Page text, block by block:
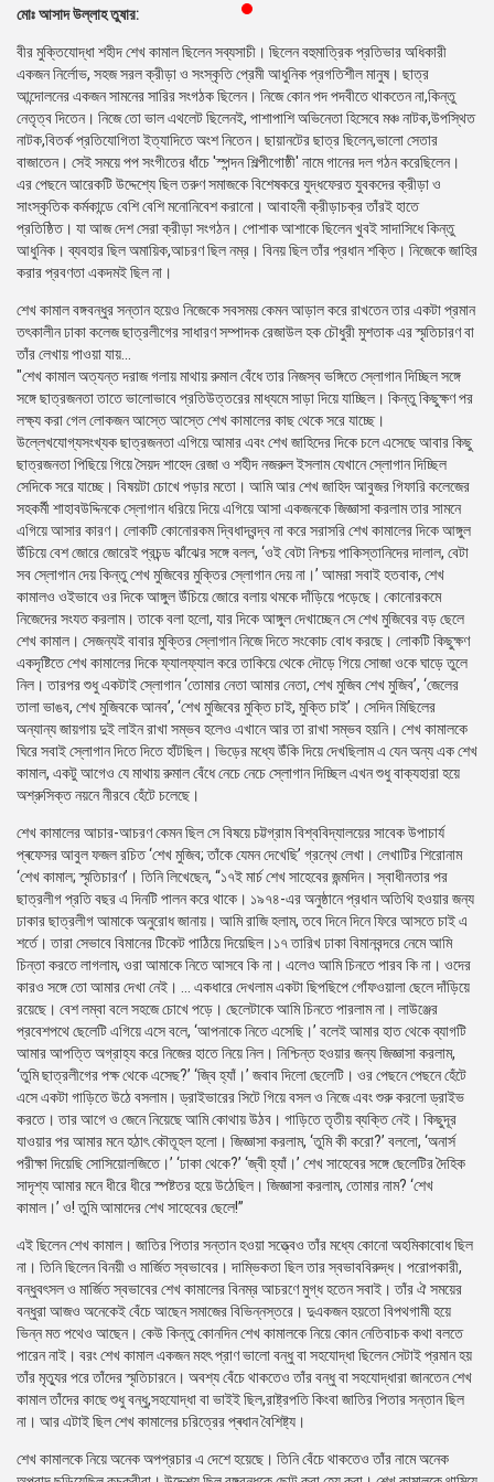
রিলিজ
প্রকাশনা
গ্যালারি
বিএনপি-
জামায়াত
সহিংসতা
সংগঠন
নির্বাচনী
ইশতেহার
মোঃ আসাদ উল্লাহ তুষার:
বীর মুক্তিযোদ্ধা শহীদ শেখ কামাল ছিলেন সব্যসাচী। ছিলেন বহুমাত্রিক প্রতিভার অধিকারী
একজন নির্লোভ, সহজ সরল ক্রীড়া ও সংস্কৃতি প্রেমী আধুনিক প্রগতিশীল মানুষ। ছাত্র
আন্দোলনের একজন সামনের সারির সংগঠক ছিলেন। নিজে কোন পদ পদবীতে থাকতেন না,কিন্তু
নেতৃত্ব দিতেন। নিজে তো ভাল এথলেট ছিলেনই, পাশাপাশি অভিনেতা হিসেবে মঞ্চ নাটক,উপস্থিত
নাটক,বিতর্ক প্রতিযোগিতা ইত্যাদিতে অংশ নিতেন। ছায়ানটের ছাত্র ছিলেন,ভালো সেতার
বাজাতেন। সেই সময়ে পপ সংগীতের ধাঁচে 'স্পন্দন শিল্পীগোষ্ঠী' নামে গানের দল গঠন করেছিলেন।
এর পেছনে আরেকটি উদ্দেশ্যে ছিল তরুণ সমাজকে বিশেষকরে যুদ্ধফেরত যুবকদের ক্রীড়া ও
সাংস্কৃতিক কর্মকান্ডে বেশি বেশি মনোনিবেশ করানো। আবাহনী ক্রীড়াচক্র তাঁরই হাতে
প্রতিষ্ঠিত। যা আজ দেশ সেরা ক্রীড়া সংগঠন। পোশাক আশাকে ছিলেন খুবই সাদাসিধে কিন্তু
আধুনিক। ব্যবহার ছিল অমায়িক,আচরণ ছিল নম্র। বিনয় ছিল তাঁর প্রধান শক্তি। নিজেকে জাহির
করার প্রবণতা একদমই ছিল না।
শেখ কামাল বঙ্গবন্ধুর সন্তান হয়েও নিজেকে সবসময় কেমন আড়াল করে রাখতেন তার একটা প্রমান
তৎকালীন ঢাকা কলেজ ছাত্রলীগের সাধারণ সম্পাদক রেজাউল হক চৌধুরী মুশতাক এর স্মৃতিচারণ বা
তাঁর লেখায় পাওয়া যায়...
"শেখ কামাল অত্যন্ত দরাজ গলায় মাথায় রুমাল বেঁধে তার নিজস্ব ভঙ্গিতে স্লোগান দিচ্ছিল সঙ্গে
সঙ্গে ছাত্রজনতা তাতে ভালোভাবে প্রতিউত্তরের মাধ্যমে সাড়া দিয়ে যাচ্ছিল। কিন্তু কিছুক্ষণ পর
লক্ষ্য করা গেল লোকজন আস্তে আস্তে শেখ কামালের কাছ থেকে সরে যাচ্ছে।
উল্লেখযোগ্যসংখ্যক ছাত্রজনতা এগিয়ে আমার এবং শেখ জাহিদের দিকে চলে এসেছে আবার কিছু
ছাত্রজনতা পিছিয়ে গিয়ে সৈয়দ শাহেদ রেজা ও শহীদ নজরুল ইসলাম যেখানে স্লোগান দিচ্ছিল
সেদিকে সরে যাচ্ছে। বিষয়টা চোখে পড়ার মতো। আমি আর শেখ জাহিদ আবুজর গিফারি কলেজের
সহকর্মী শাহাবউদ্দিনকে স্লোগান ধরিয়ে দিয়ে এগিয়ে আসা একজনকে জিজ্ঞাসা করলাম তার সামনে
এগিয়ে আসার কারণ। লোকটি কোনোরকম দ্বিধাদ্বন্দ্ব না করে সরাসরি শেখ কামালের দিকে আঙ্গুল
উঁচিয়ে বেশ জোরে জোরেই প্রচন্ড ঝাঁঝের সঙ্গে বলল, ‘ওই বেটা নিশ্চয় পাকিস্তানিদের দালাল, বেটা
সব স্লোগান দেয় কিন্তু শেখ মুজিবের মুক্তির স্লোগান দেয় না।’ আমরা সবাই হতবাক, শেখ
কামালও ওইভাবে ওর দিকে আঙ্গুল উঁচিয়ে জোরে বলায় থমকে দাঁড়িয়ে পড়েছে। কোনোরকমে
নিজেদের সংযত করলাম। তাকে বলা হলো, যার দিকে আঙ্গুল দেখাচ্ছেন সে শেখ মুজিবের বড় ছেলে
শেখ কামাল। সেজন্যই বাবার মুক্তির স্লোগান নিজে দিতে সংকোচ বোধ করছে। লোকটি কিছুক্ষণ
একদৃষ্টিতে শেখ কামালের দিকে ফ্যালফ্যাল করে তাকিয়ে থেকে দৌড়ে গিয়ে সোজা ওকে ঘাড়ে তুলে
নিল। তারপর শুধু একটাই স্লোগান ‘তোমার নেতা আমার নেতা, শেখ মুজিব শেখ মুজিব’, ‘জেলের
তালা ভাঙব, শেখ মুজিবকে আনব’, ‘শেখ মুজিবের মুক্তি চাই, মুক্তি চাই’। সেদিন মিছিলের
অন্যান্য জায়গায় দুই লাইন রাখা সম্ভব হলেও এখানে আর তা রাখা সম্ভব হয়নি। শেখ কামালকে
ঘিরে সবাই স্লোগান দিতে দিতে হাঁটছিল। ভিড়ের মধ্যে উঁকি দিয়ে দেখছিলাম এ যেন অন্য এক শেখ
কামাল, একটু আগেও যে মাথায় রুমাল বেঁধে নেচে নেচে স্লোগান দিচ্ছিল এখন শুধু বাক্যহারা হয়ে
অশ্রুসিক্ত নয়নে নীরবে হেঁটে চলেছে।
শেখ কামালের আচার-আচরণ কেমন ছিল সে বিষয়ে চট্টগ্রাম বিশ্ববিদ্যালয়ের সাবেক উপাচার্য
প্ৰফেসর আবুল ফজল রচিত ‘শেখ মুজিব; তাঁকে যেমন দেখেছি’ গ্রন্থে লেখা। লেখাটির শিরোনাম
‘শেখ কামাল; স্মৃতিচারণ’। তিনি লিখেছেন, “১৭ই মার্চ শেখ সাহেবের জন্মদিন। স্বাধীনতার পর
ছাত্রলীগ প্রতি বছর এ দিনটি পালন করে থাকে। ১৯৭৪-এর অনুষ্ঠানে প্রধান অতিথি হওয়ার জন্য
ঢাকার ছাত্রলীগ আমাকে অনুরোধ জানায়। আমি রাজি হলাম, তবে দিনে দিনে ফিরে আসতে চাই এ
শর্তে। তারা সেভাবে বিমানের টিকেট পাঠিয়ে দিয়েছিল।১৭ তারিখ ঢাকা বিমানবন্দরে নেমে আমি
চিন্তা করতে লাগলাম, ওরা আমাকে নিতে আসবে কি না। এলেও আমি চিনতে পারব কি না। ওদের
কারও সঙ্গে তো আমার দেখা নেই। ... একধারে দেখলাম একটা ছিপছিপে গোঁফওয়ালা ছেলে দাঁড়িয়ে
রয়েছে। বেশ লম্বা বলে সহজে চোখে পড়ে। ছেলেটাকে আমি চিনতে পারলাম না। লাউঞ্জের
প্রবেশপথে ছেলেটি এগিয়ে এসে বলে, ‘আপনাকে নিতে এসেছি।’ বলেই আমার হাত থেকে ব্যাগটি
আমার আপত্তি অগ্রাহ্য করে নিজের হাতে নিয়ে নিল। নিশ্চিন্ত হওয়ার জন্য জিজ্ঞাসা করলাম,
‘তুমি ছাত্রলীগের পক্ষ থেকে এসেছ?’ ‘জ্বি হ্যাঁ।’ জবাব দিলো ছেলেটি। ওর পেছনে পেছনে হেঁটে
এসে একটা গাড়িতে উঠে বসলাম। ড্রাইভারের সিটে গিয়ে বসল ও নিজে এবং শুরু করলো ড্রাইভ
করতে। তার আগে ও জেনে নিয়েছে আমি কোথায় উঠব। গাড়িতে তৃতীয় ব্যক্তি নেই। কিছুদূর
যাওয়ার পর আমার মনে হঠাৎ কৌতূহল হলো। জিজ্ঞাসা করলাম, ‘তুমি কী করো?’ বললো, ‘অনার্স
পরীক্ষা দিয়েছি সোসিয়োলজিতে।’ ‘ঢাকা থেকে?’ ‘জ্বী হ্যাঁ।’ শেখ সাহেবের সঙ্গে ছেলেটির দৈহিক
সাদৃশ্য আমার মনে ধীরে ধীরে স্পষ্টতর হয়ে উঠেছিল। জিজ্ঞাসা করলাম, তোমার নাম? ‘শেখ
কামাল।’ ও! তুমি আমাদের শেখ সাহেবের ছেলে!”
এই ছিলেন শেখ কামাল। জাতির পিতার সন্তান হওয়া সত্ত্বেও তাঁর মধ্যে কোনো অহমিকাবোধ ছিল
না। তিনি ছিলেন বিনয়ী ও মার্জিত স্বভাবের। দাম্ভিকতা ছিল তার স্বভাববিরুদ্ধ। পরোপকারী,
বন্ধুবৎসল ও মার্জিত স্বভাবের শেখ কামালের বিনম্র আচরণে মুগ্ধ হতেন সবাই। তাঁর ঐ সময়ের
বন্ধুরা আজও অনেকেই বেঁচে আছেন সমাজের বিভিন্নস্তরে। দুএকজন হয়তো বিপথগামী হয়ে
ভিন্ন মত পথেও আছেন। কেউ কিন্তু কোনদিন শেখ কামালকে নিয়ে কোন নেতিবাচক কথা বলতে
পারেন নাই। বরং শেখ কামাল একজন মহৎ প্রাণ ভালো বন্ধু বা সহযোদ্ধা ছিলেন সেটাই প্রমান হয়
তাঁর মৃত্যুর পরে তাঁদের স্মৃতিচারনে। অবশ্য বেঁচে থাকতেও তাঁর বন্ধু বা সহযোদ্ধারা জানতেন শেখ
কামাল তাঁদের কাছে শুধু বন্ধু,সহযোদ্ধা বা ভাইই ছিল,রাষ্ট্রপতি কিংবা জাতির পিতার সন্তান ছিল
না। আর এটাই ছিল শেখ কামালের চরিত্রের প্ৰধান বৈশিষ্ট্য।
শেখ কামালকে নিয়ে অনেক অপপ্রচার এ দেশে হয়েছে। তিনি বেঁচে থাকতেও তাঁর নামে অনেক